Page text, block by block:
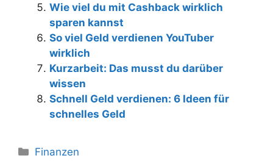
Wie viel du mit Cashback wirklich
sparen kannst
So viel Geld verdienen YouTuber
wirklich
Kurzarbeit: Das musst du darüber
wissen
Schnell Geld verdienen: 6 Ideen für
schnelles Geld
Kategorien
Finanzen